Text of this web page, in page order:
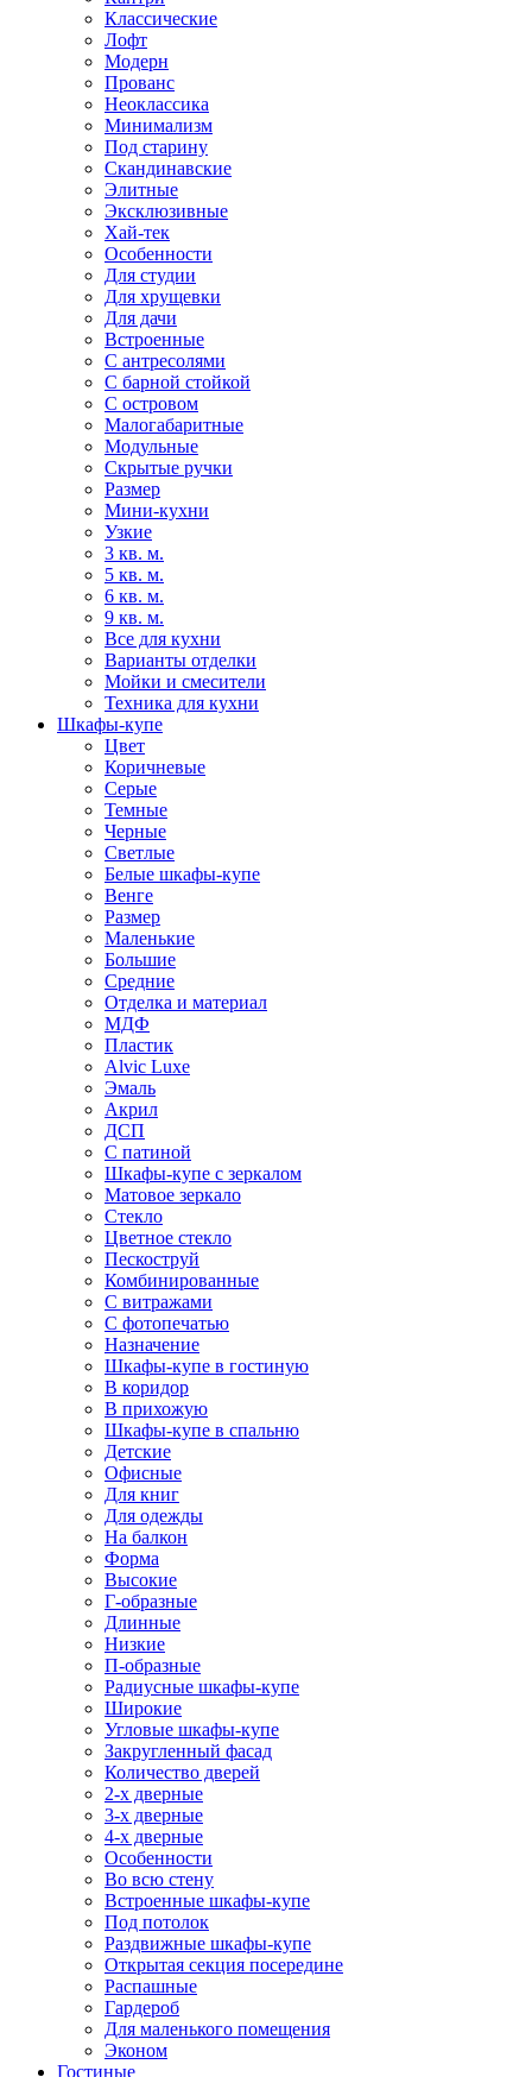
Классические
Лофт
Модерн
Прованс
Неоклассика
Минимализм
Под старину
Скандинавские
Элитные
Эксклюзивные
Хай-тек
Особенности
Для студии
Для хрущевки
Для дачи
Встроенные
С антресолями
С барной стойкой
С островом
Малогабаритные
Модульные
Скрытые ручки
Размер
Мини-кухни
Узкие
3 кв. м.
5 кв. м.
6 кв. м.
9 кв. м.
Все для кухни
Варианты отделки
Мойки и смесители
Техника для кухни
Шкафы-купе
Цвет
Коричневые
Серые
Темные
Черные
Светлые
Белые шкафы-купе
Венге
Размер
Маленькие
Большие
Средние
Отделка и материал
МДФ
Пластик
Alvic Luxe
Эмаль
Акрил
ДСП
С патиной
Шкафы-купе с зеркалом
Матовое зеркало
Стекло
Цветное стекло
Пескоструй
Комбинированные
С витражами
С фотопечатью
Назначение
Шкафы-купе в гостиную
В коридор
В прихожую
Шкафы-купе в спальню
Детские
Офисные
Для книг
Для одежды
На балкон
Форма
Высокие
Г-образные
Длинные
Низкие
П-образные
Радиусные шкафы-купе
Широкие
Угловые шкафы-купе
Закругленный фасад
Количество дверей
2-х дверные
3-х дверные
4-х дверные
Особенности
Во всю стену
Встроенные шкафы-купе
Под потолок
Раздвижные шкафы-купе
Открытая секция посередине
Распашные
Гардероб
Для маленького помещения
Эконом
Гостиные